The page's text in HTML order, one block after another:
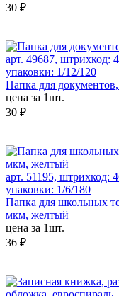
30 ₽
арт. 49687, штрихкод:
упаковки: 1/12/120
Папка для
цена за 1шт.
30 ₽
арт. 51195, штрихкод:
упаковки: 1/6/180
Папка для школьных
мкм, желтый
цена за 1шт.
36 ₽